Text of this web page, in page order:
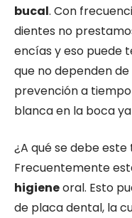
bucal. Con
dientes no
encías y eso puede
que no dependen
prevención a
blanca en la boca
¿A qué se debe
Frecuentemente
higieneoral. Esto
de placa dental, la